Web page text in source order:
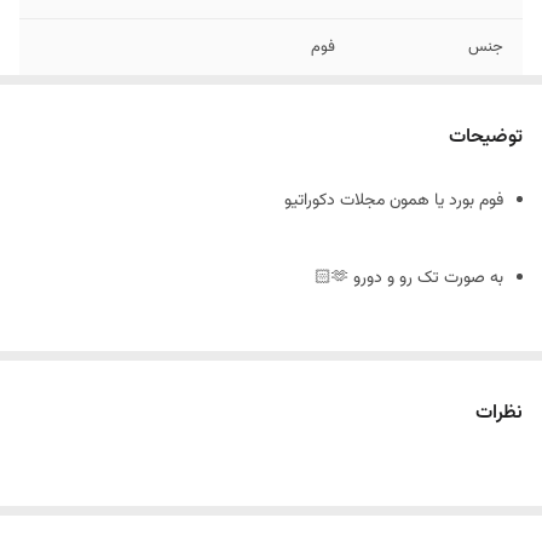
جنس فوم
توضیحات
فوم بورد یا همون مجلات دکوراتیو
به صورت تک رو و دورو 🫶🏻
نظرات